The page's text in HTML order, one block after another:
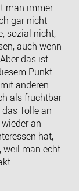
man immer
gar nicht
sozial nicht,
auch wenn
das ist
Punkt
anderen
als fruchtbar
Tolle an
an
hat,
weil man echt